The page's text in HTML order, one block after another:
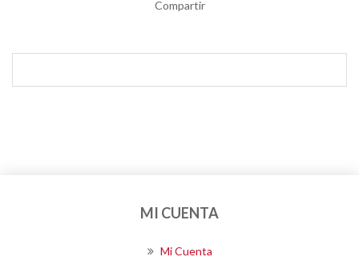
Compartir
MI CUENTA
Mi Cuenta